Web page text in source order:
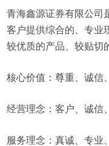
青海鑫源证券有限公司
客户提供综合的、专业
较优质的产品、较贴切
核心价值：尊重、诚信
经营理念：客户、诚信
服务理念：真诚、专业